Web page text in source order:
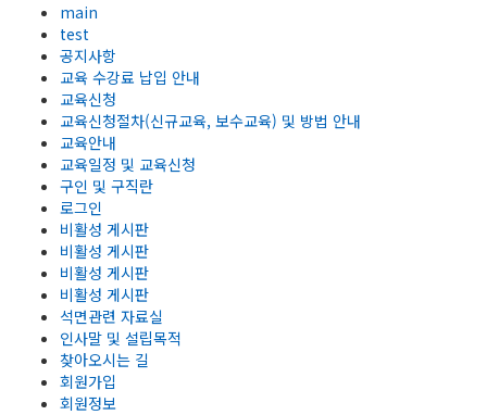
main
test
공지사항
교육 수강료 납입 안내
교육신청
교육신청절차(신규교육, 보수교육) 및 방법 안내
교육안내
교육일정 및 교육신청
구인 및 구직란
로그인
비활성 게시판
비활성 게시판
비활성 게시판
비활성 게시판
석면관련 자료실
인사말 및 설립목적
찾아오시는 길
회원가입
회원정보